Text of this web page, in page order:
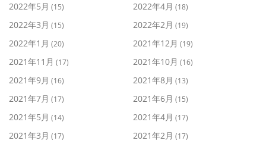
2022年5月 (15) 2022年4月 (18)
2022年3月 (15) 2022年2月 (19)
2022年1月 (20) 2021年12月 (19)
2021年11月 (17) 2021年10月 (16)
2021年9月 (16) 2021年8月 (13)
2021年7月 (17) 2021年6月 (15)
2021年5月 (14) 2021年4月 (17)
2021年3月 (17) 2021年2月 (17)